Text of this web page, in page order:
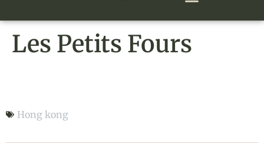
Les Petits Fours
Hong kong